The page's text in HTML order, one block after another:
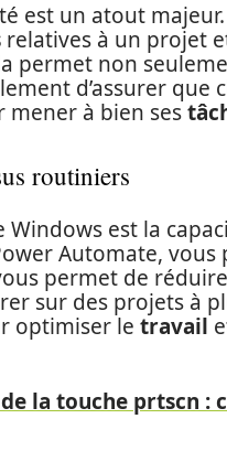
est un atout
relatives à un projet
permet non
d’assurer que
à bien ses
routiniers
Windows est la
Automate, vous
permet de
sur des projets à
optimiser le travail
de la touche prtscn